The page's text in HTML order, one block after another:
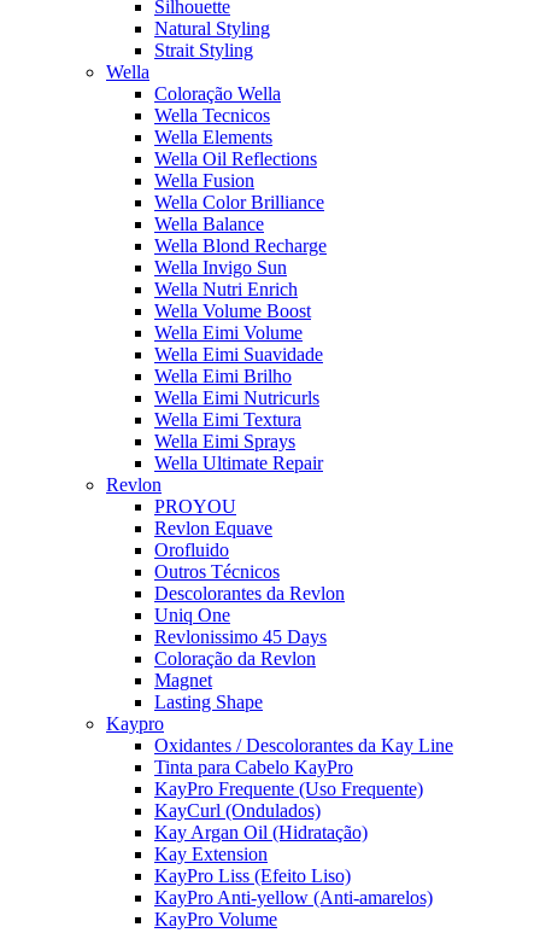
Silhouette
Natural Styling
Strait Styling
Wella
Coloração Wella
Wella Tecnicos
Wella Elements
Wella Oil Reflections
Wella Fusion
Wella Color Brilliance
Wella Balance
Wella Blond Recharge
Wella Invigo Sun
Wella Nutri Enrich
Wella Volume Boost
Wella Eimi Volume
Wella Eimi Suavidade
Wella Eimi Brilho
Wella Eimi Nutricurls
Wella Eimi Textura
Wella Eimi Sprays
Wella Ultimate Repair
Revlon
PROYOU
Revlon Equave
Orofluido
Outros Técnicos
Descolorantes da Revlon
Uniq One
Revlonissimo 45 Days
Coloração da Revlon
Magnet
Lasting Shape
Kaypro
Oxidantes / Descolorantes da Kay Line
Tinta para Cabelo KayPro
KayPro Frequente (Uso Frequente)
KayCurl (Ondulados)
Kay Argan Oil (Hidratação)
Kay Extension
KayPro Liss (Efeito Liso)
KayPro Anti-yellow (Anti-amarelos)
KayPro Volume